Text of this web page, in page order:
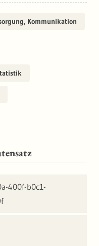
Kommunikation
400f-b0c1-